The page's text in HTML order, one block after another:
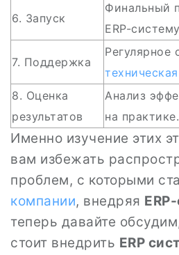
6. Запуск
Финальный
ERP-
7. Поддержка
Регулярное
8. Оценка
результатов
Анализ
на практике.
Именно изучение этих
вам избежать
проблем, с которыми
компании, внедряя
теперь давайте
стоит внедрить ERP